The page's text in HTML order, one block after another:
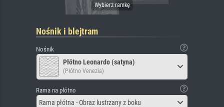
Nośnik i blejtram
Nośnik
Płótno Leonardo (satyna)
(Płótno Venezia)
Rama na płótno
Rama płótna - Obraz lustrzany z boku